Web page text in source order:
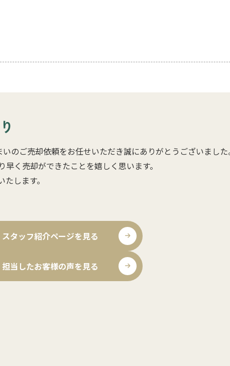
のご売却依頼をお任せいただき誠にありがとうございました
く売却ができたことを嬉しく思います。
します。
スタッフ紹介ページを見る
担当したお客様の声を見る